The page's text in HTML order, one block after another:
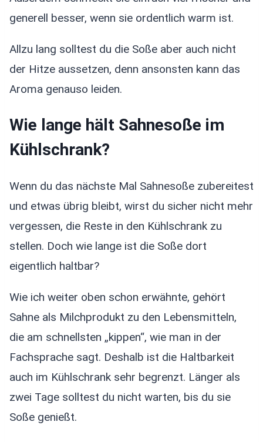
generell besser, wenn sie ordentlich warm ist.
Allzu lang solltest du die Soße aber auch nicht
der Hitze aussetzen, denn ansonsten kann das
Aroma genauso leiden.
Wie lange hält Sahnesoße im
Kühlschrank?
Wenn du das nächste Mal Sahnesoße zubereitest
und etwas übrig bleibt, wirst du sicher nicht mehr
vergessen, die Reste in den Kühlschrank zu
stellen. Doch wie lange ist die Soße dort
eigentlich haltbar?
Wie ich weiter oben schon erwähnte, gehört
Sahne als Milchprodukt zu den Lebensmitteln,
die am schnellsten „kippen“, wie man in der
Fachsprache sagt. Deshalb ist die Haltbarkeit
auch im Kühlschrank sehr begrenzt. Länger als
zwei Tage solltest du nicht warten, bis du sie
Soße genießt.